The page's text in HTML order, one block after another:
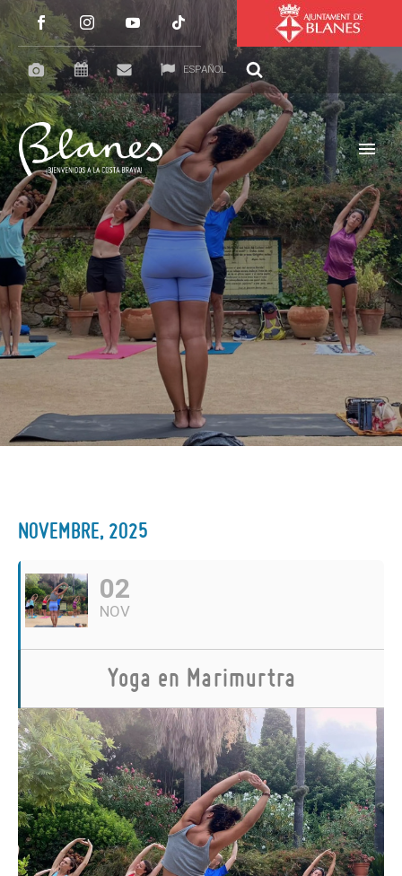
ESPAÑOL
NOVEMBRE, 2025
02
NOV
Yoga en Marimurtra